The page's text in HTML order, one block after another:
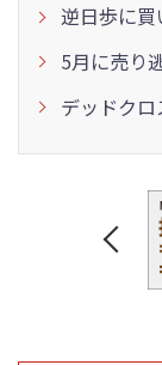
逆日歩に買
5月に売り
デッドクロ